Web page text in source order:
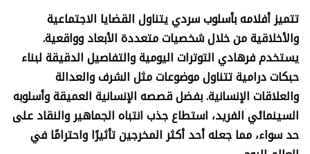
تتميز أفلامه بأسلوب سردي يتناول القضايا الاجتماعية
والأخلاقية من خلال شخصيات متعددة الأبعاد وواقعية.
يستخدم فرهادي التوترات اليومية والتفاصيل الدقيقة لبناء
حبكات درامية تتناول موضوعات مثل الشرف والعدالة
والعلاقات الإنسانية. بفضل قصصه الإنسانية العميقة وأسلوبه
السينمائي الفريد، استطاع جذب انتباه الجماهير والنقاد على
حد سواء، مما جعله أحد أكثر المخرجين تأثيرًا واحترامًا في